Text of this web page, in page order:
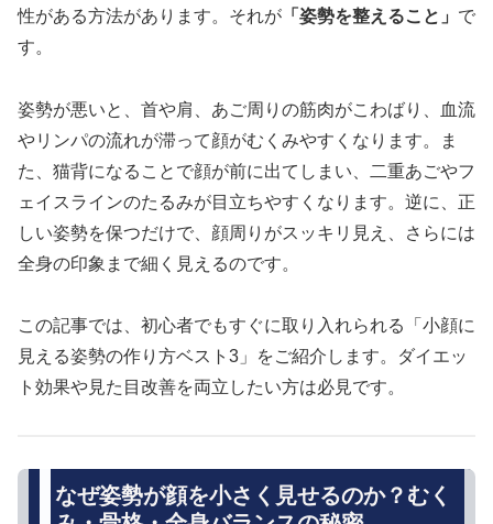
性がある方法があります。それが 「姿勢を整えること」 で
す。
姿勢が悪いと、首や肩、あご周りの筋肉がこわばり、血流
やリンパの流れが滞って顔がむくみやすくなります。ま
た、猫背になることで顔が前に出てしまい、二重あごやフ
ェイスラインのたるみが目立ちやすくなります。逆に、正
しい姿勢を保つだけで、顔周りがスッキリ見え、さらには
全身の印象まで細く見えるのです。
この記事では、初心者でもすぐに取り入れられる「小顔に
見える姿勢の作り方ベスト3」をご紹介します。ダイエッ
ト効果や見た目改善を両立したい方は必見です。
なぜ姿勢が顔を小さく見せるのか？むく